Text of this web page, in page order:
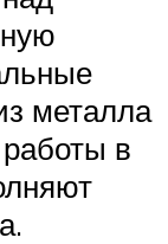
металла
в